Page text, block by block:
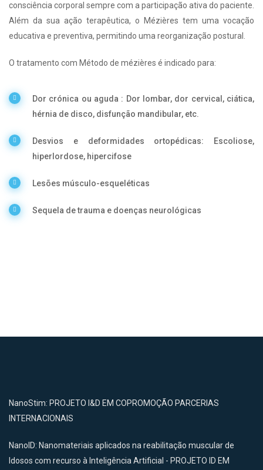
consciência corporal sempre com a participação ativa do paciente.
Além da sua ação terapêutica, o Mézières tem uma vocação
educativa e preventiva, permitindo uma reorganização postural.
O tratamento com Método de mézières é indicado para:
Dor crónica ou aguda : Dor lombar, dor cervical, ciática,
hérnia de disco, disfunção mandibular, etc.
Desvios e deformidades ortopédicas: Escoliose,
hiperlordose, hipercifose
Lesões músculo-esqueléticas
Sequela de trauma e doenças neurológicas
NanoStim: PROJETO I&D EM COPROMOÇÃO PARCERIAS
INTERNACIONAIS
NanoID: Nanomateriais aplicados na reabilitação muscular de
Idosos com recurso à Inteligência Artificial - PROJETO ID EM